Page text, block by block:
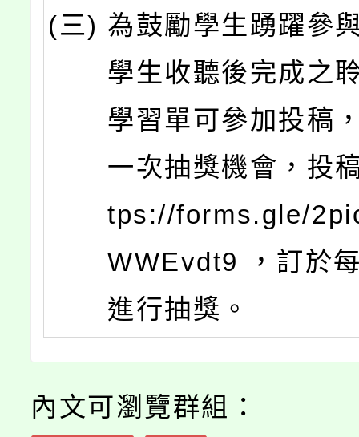
(三) 為鼓勵學生踴躍參
學生收聽後完成之
學習單可參加投稿
一次抽獎機會，投
tps://forms.gle/
WWEvdt9 ，訂於
進行抽獎。
內文可瀏覽群組：